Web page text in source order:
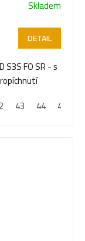
Skladem
DETAIL
S3S FO SR - s
43 44 45